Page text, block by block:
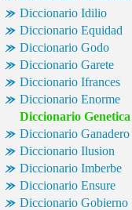
Diccionario Idilio
Diccionario Equidad
Diccionario Godo
Diccionario Garete
Diccionario Ifrances
Diccionario Enorme
Diccionario Genetica
Diccionario Ganadero
Diccionario Ilusion
Diccionario Imberbe
Diccionario Ensure
Diccionario Gobierno